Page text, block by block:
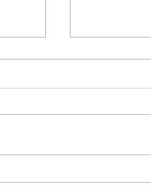
פסטיבל האופניים דמודיי - Bike.il